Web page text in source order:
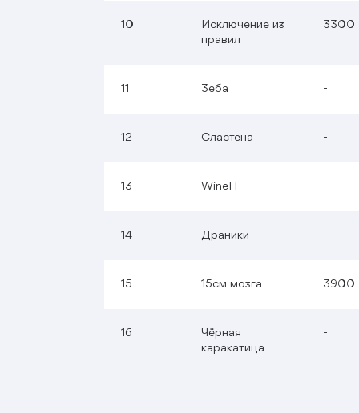
10
Исключение из
правил
3300
11 Зеба -
12 Сластена -
13 WineIT -
14 Драники -
15 15см мозга 3900
16
Чёрная
каракатица
-